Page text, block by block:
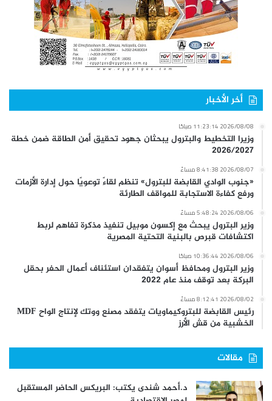
أخر الأخبار
2026/08/08 11:23:14 صباحًا
وزيرا التخطيط والبترول يبحثان جهود تحقيق أمن الطاقة ضمن خطة
2026/2027
2026/08/07 8:41:38 مساءً
«جنوب الوادي القابضة للبترول» تنظم لقاءً توعويًا حول إدارة الأزمات
ورفع كفاءة الاستجابة للمواقف الطارئة
2026/08/06 5:48:24 مساءً
وزير البترول يبحث مع إكسون موبيل تنفيذ مذكرة تفاهم لربط
اكتشافات قبرص بالبنية التحتية المصرية
2026/08/06 10:36:44 صباحًا
وزير البترول ومحافظ أسوان يتفقدان استئناف أعمال الحفر بحقل
البركة بعد توقف منذ عام 2022
2026/08/02 8:12:41 مساءً
رئيس القابضة للبتروكيماويات يتفقد مصنع ووتك لإنتاج الواح MDF
الخشبية من قش الأرز
مقالات
د.أحمد شندى يكتب: البريكس الحاضر المستقبل